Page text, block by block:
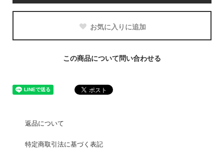
お気に入りに追加
この商品について問い合わせる
返品について
特定商取引法に基づく表記